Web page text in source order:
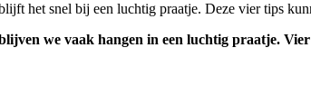
het snel bij een luchtig praatje. Deze vier tips
we vaak hangen in een luchtig praatje.